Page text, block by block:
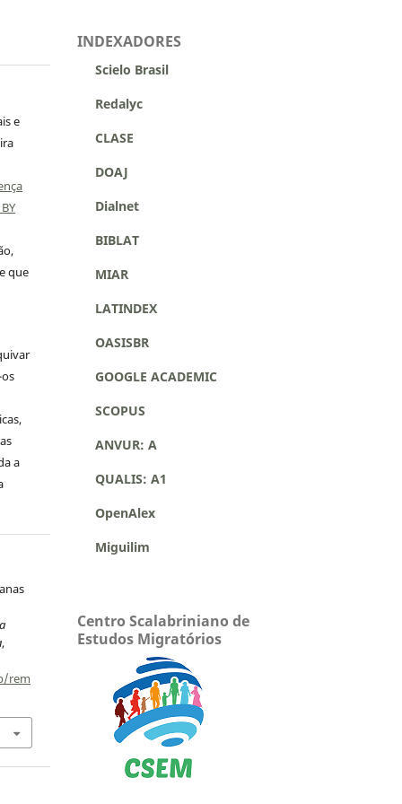
e
que
a
,
rem
INDEXADORES
Scielo Brasil
Redalyc
CLASE
DOAJ
Dialnet
BIBLAT
MIAR
LATINDEX
OASISBR
GOOGLE ACADEMIC
SCOPUS
ANVUR: A
QUALIS: A1
OpenAlex
Miguilim
Centro Scalabriniano de
Estudos Migratórios